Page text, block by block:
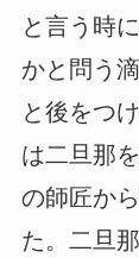
と言う時
かと問う
と後をつ
は二旦那
の師匠か
た。二旦